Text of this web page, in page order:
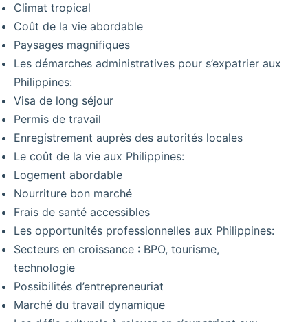
Climat tropical
Coût de la vie abordable
Paysages magnifiques
Les démarches administratives pour s’expatrier aux
Philippines:
Visa de long séjour
Permis de travail
Enregistrement auprès des autorités locales
Le coût de la vie aux Philippines:
Logement abordable
Nourriture bon marché
Frais de santé accessibles
Les opportunités professionnelles aux Philippines:
Secteurs en croissance : BPO, tourisme,
technologie
Possibilités d’entrepreneuriat
Marché du travail dynamique